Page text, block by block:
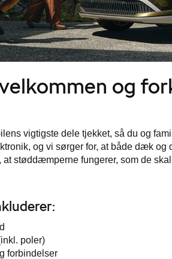
og
vigtigste dele tjekket, så du og
og vi sørger for, at både dæk
støddæmperne fungerer, som de
poler)
forbindelser